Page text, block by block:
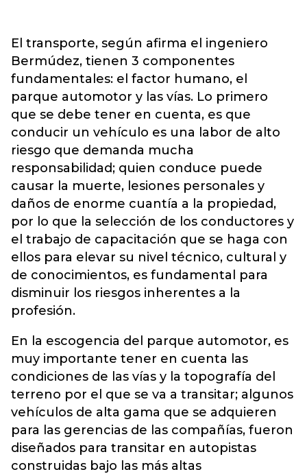
El transporte, según afirma el ingeniero
Bermúdez, tienen 3 componentes
fundamentales: el factor humano, el
parque automotor y las vías. Lo primero
que se debe tener en cuenta, es que
conducir un vehículo es una labor de alto
riesgo que demanda mucha
responsabilidad; quien conduce puede
causar la muerte, lesiones personales y
daños de enorme cuantía a la propiedad,
por lo que la selección de los conductores y
el trabajo de capacitación que se haga con
ellos para elevar su nivel técnico, cultural y
de conocimientos, es fundamental para
disminuir los riesgos inherentes a la
profesión.
En la escogencia del parque automotor, es
muy importante tener en cuenta las
condiciones de las vías y la topografía del
terreno por el que se va a transitar; algunos
vehículos de alta gama que se adquieren
para las gerencias de las compañías, fueron
diseñados para transitar en autopistas
construidas bajo las más altas